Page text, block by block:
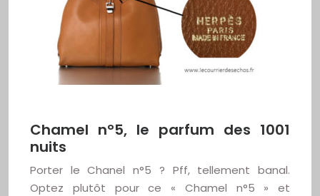
Chamel n°5, le parfum des 1001
nuits
Porter le Chanel n°5 ? Pff, tellement banal.
Optez plutôt pour ce « Chamel n°5 » et